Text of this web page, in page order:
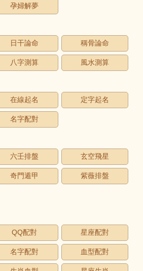
孕婦解夢
日干論命 稱骨論命
八字測算 風水測算
在線起名 定字起名
名字配對
六壬排盤 玄空飛星
奇門遁甲 紫薇排盤
QQ配對 星座配對
名字配對 血型配對